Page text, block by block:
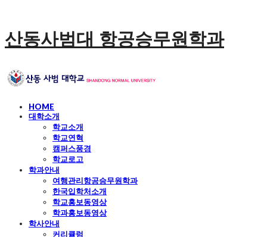
산동사범대 항공승무원학과
HOME
대학소개
학교소개
학교연혁
캠퍼스풍경
학교로고
학과안내
여행관리항공승무원학과
한국입학처소개
학교홍보동영상
학과홍보동영상
학사안내
커리큘럼